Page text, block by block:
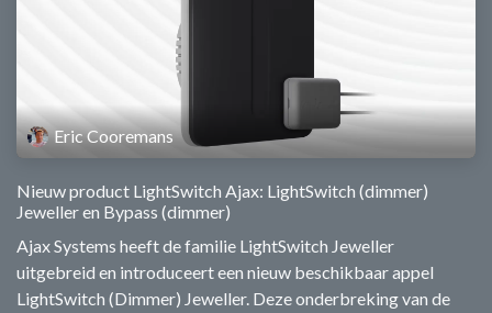
Eric Cooremans
Nieuw product LightSwitch Ajax: LightSwitch (dimmer)
Jeweller en Bypass (dimmer)
Ajax Systems heeft de familie LightSwitch Jeweller
uitgebreid en introduceert een nieuw beschikbaar appel
LightSwitch (Dimmer) Jeweller. Deze onderbreking van de